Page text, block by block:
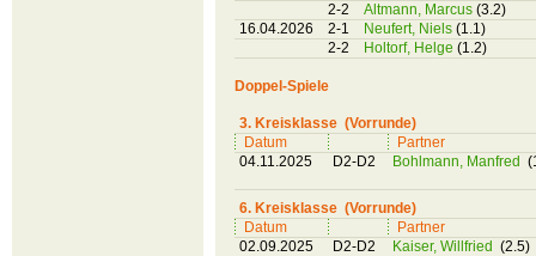
2-2
Altmann, Marcus (3.2)
16.04.2026
2-1 Neufert, Niels (1.1)
2-2
Holtorf, Helge (1.2)
Doppel-Spiele
3. Kreisklasse (Vorrunde)
Datum
Partner
04.11.2025
D2-D2 Bohlmann, Manfred
6. Kreisklasse (Vorrunde)
Datum
Partner
02.09.2025
D2-D2 Kaiser, Willfried (2.5)